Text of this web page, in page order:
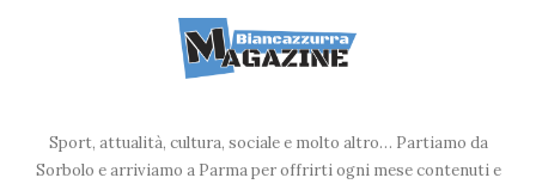
Sport, attualità, cultura, sociale e molto altro… Partiamo da
Sorbolo e arriviamo a Parma per offrirti ogni mese contenuti e